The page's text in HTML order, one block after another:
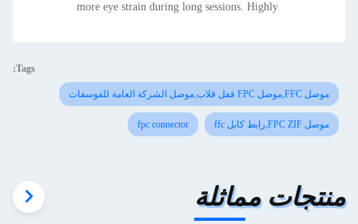
more eye strain during long sessions. Highly
finding that sweet spot makes all the difference. No
more eye strain during long sessions. Highly
recommend taking the time to set it up properly!""The
more eye strain during long sessions. Highly
recommend taking the time to set it up properly!""The
Tags:
موصل FFC,موصل FPC قفل قلاب,موصل الشركة العامة للفوسفات
موصل FPC ZIF,رابط كابل ffc fpc connector
منتجات مماثلة